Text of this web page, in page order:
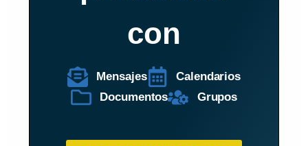
con
Mensajes
Calendarios
Documentos
Grupos